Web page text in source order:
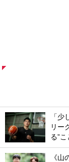
「
リー
る”
《